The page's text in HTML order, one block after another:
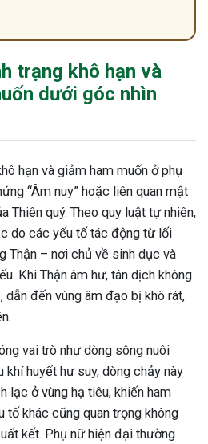
trạng khô hạn và
dưới góc nhìn
hạn và giảm ham muốn ở phụ
“Âm nuy” hoặc liên quan mật
Thiên quý. Theo quy luật tự nhiên,
do các yếu tố tác động từ lối
Thận – nơi chủ về sinh dục và
Khi Thận âm hư, tân dịch không
đến vùng âm đạo bị khô rát,
vai trò như dòng sông nuôi
huyết hư suy, dòng chảy này
lạc ở vùng hạ tiêu, khiến ham
tố khác cũng quan trọng không
kết. Phụ nữ hiện đại thường